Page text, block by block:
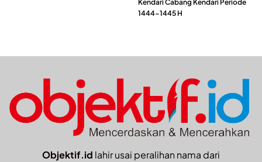
Kendari Cabang Kendari Periode
1444-1445 H
Objektif.id lahir usai peralihan nama dari